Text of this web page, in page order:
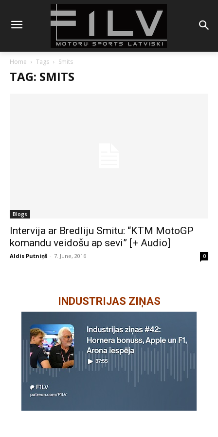
Home Tags Smits
TAG: SMITS
Blogs
Intervija ar Bredliju Smitu: “KTM MotoGP
komandu veidošu ap sevi” [+ Audio]
Aldis Putniņš - 7. June, 2016 0
INDUSTRIJAS ZIŅAS